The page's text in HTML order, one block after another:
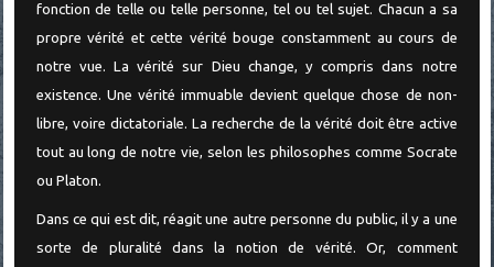
fonction de telle ou telle personne, tel ou tel sujet. Chacun a sa
propre vérité et cette vérité bouge constamment au cours de
notre vue. La vérité sur Dieu change, y compris dans notre
existence. Une vérité immuable devient quelque chose de non-
libre, voire dictatoriale. La recherche de la vérité doit être active
tout au long de notre vie, selon les philosophes comme Socrate
ou Platon.
Dans ce qui est dit, réagit une autre personne du public, il y a une
sorte de pluralité dans la notion de vérité. Or, comment